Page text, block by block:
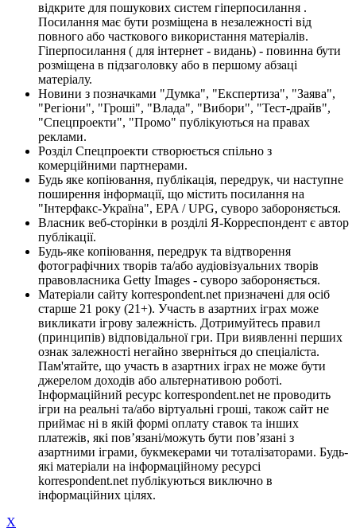
відкрите для пошукових систем гіперпосилання .
Посилання має бути розміщена в незалежності від
повного або часткового використання матеріалів.
Гіперпосилання ( для інтернет - видань) - повинна бути
розміщена в підзаголовку або в першому абзаці
матеріалу.
Новини з позначками "Думка", "Експертиза", "Заява",
"Регіони", "Гроші", "Влада", "Вибори", "Тест-драйв",
"Спецпроекти", "Промо" публікуються на правах
реклами.
Розділ Спецпроекти створюється спільно з
комерційними партнерами.
Будь яке копіювання, публікація, передрук, чи наступне
поширення інформації, що містить посилання на
"Інтерфакс-Україна", EPA / UPG, суворо забороняється.
Власник веб-сторінки в розділі Я-Корреспондент є автор
публікації.
Будь-яке копіювання, передрук та відтворення
фотографічних творів та/або аудіовізуальних творів
правовласника Getty Images - суворо забороняється.
Матеріали сайту korrespondent.net призначені для осіб
старше 21 року (21+). Участь в азартних іграх може
викликати ігрову залежність. Дотримуйтесь правил
(принципів) відповідальної гри. При виявленні перших
ознак залежності негайно зверніться до спеціаліста.
Пам'ятайте, що участь в азартних іграх не може бути
джерелом доходів або альтернативою роботі.
Інформаційний ресурс korrespondent.net не проводить
ігри на реальні та/або віртуальні гроші, також сайт не
приймає ні в якій формі оплату ставок та інших
платежів, які пов’язані/можуть бути пов’язані з
азартними іграми, букмекерами чи тоталізаторами. Будь-
які матеріали на інформаційному ресурсі
korrespondent.net публікуються виключно в
інформаційних цілях.
X